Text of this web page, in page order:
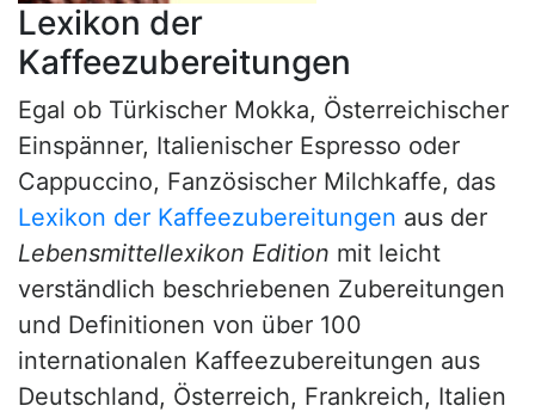
Lexikon der
Kaffeezubereitungen
Egal ob Türkischer Mokka, Österreichischer
Einspänner, Italienischer Espresso oder
Cappuccino, Fanzösischer Milchkaffe, das
Lexikon der Kaffeezubereitungen aus der
Lebensmittellexikon Edition mit leicht
verständlich beschriebenen Zubereitungen
und Definitionen von über 100
internationalen Kaffeezubereitungen aus
Deutschland, Österreich, Frankreich, Italien